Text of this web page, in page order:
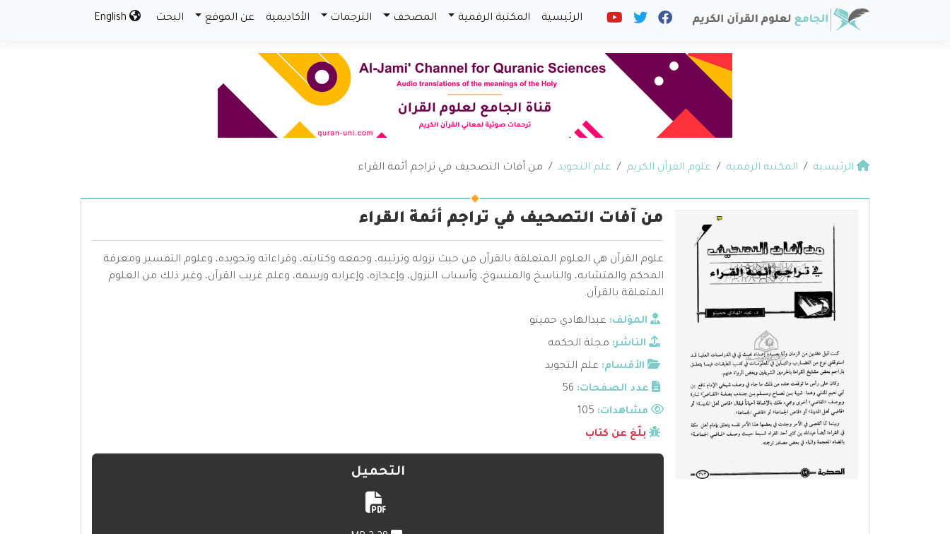
الرئيسية المكتبة الرقمية المصحف الترجمات الأكاديمية عن الموقع البحث
الرئيسية المكتبة الرقمية علوم القرآن الكريم علم التجويد من آفات التصحيف في تراجم أئمة القراء
من آفات التصحيف في تراجم أئمة القراء
علوم القرآن هي العلوم المتعلقة بالقرآن من حيث نزوله وترتيبه، وجمعه وكتابته، وقراءاته وتجويده، وعلوم التفسير ومعرفة
المحكم والمتشابه، والناسخ والمنسوخ، وأسباب النزول، وإعجازه، وإعرابه ورسمه، وعلم غريب القرآن، وغير ذلك من العلوم
المتعلقة بالقرآن.
المؤلف: عبدالهادي حميتو
الناشر: مجلة الحكمه
الأقسام: علم التجويد
عدد الصفحات: 56
مشاهدات:
بلّغ عن كتاب
التحميل